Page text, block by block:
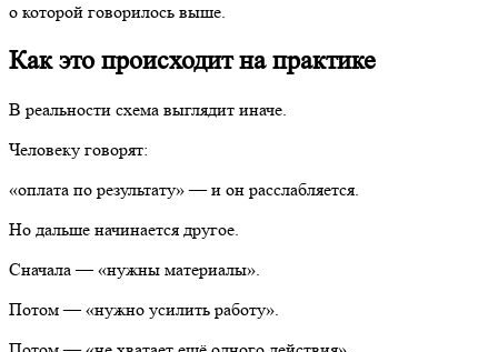
о которой говорилось выше.
Как это происходит на практике
В реальности схема выглядит иначе.
Человеку говорят:
«оплата по результату» — и он расслабляется.
Но дальше начинается другое.
Сначала — «нужны материалы».
Потом — «нужно усилить работу».